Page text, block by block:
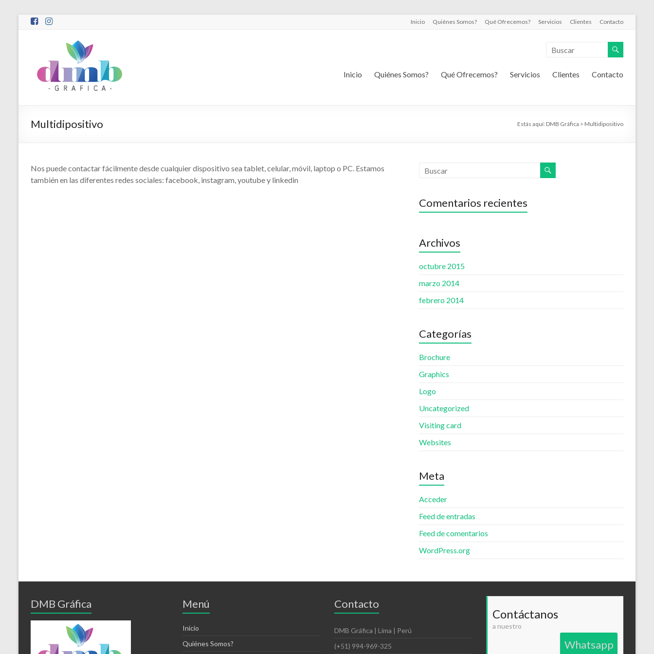
Saltar
Inicio Quiénes Somos? Qué Ofrecemos? Servicios Clientes Contacto
DMB
Gráfica
Diseño
Impresiones
Inicio Quiénes Somos? Qué Ofrecemos? Servicios Clientes Contacto
Multidipositivo Estás aquí: DMB Gráfica > Multidipositivo
Nos puede contactar fácilmente desde cualquier dispositivo sea tablet, celular, móvil, laptop o PC. Estamos
también en las diferentes redes sociales: facebook, instagram, youtube y linkedin
Comentarios recientes
Archivos
octubre 2015
marzo 2014
febrero 2014
Categorías
Brochure
Graphics
Logo
Uncategorized
Visiting card
Websites
Meta
Acceder
Feed de entradas
Feed de comentarios
WordPress.org
DMB Gráfica Menú
Inicio
Quiénes Somos?
Contacto
DMB Gráfica | Lima | Perú
(+51) 994-969-325
Contáctanos
a nuestro
Whatsapp